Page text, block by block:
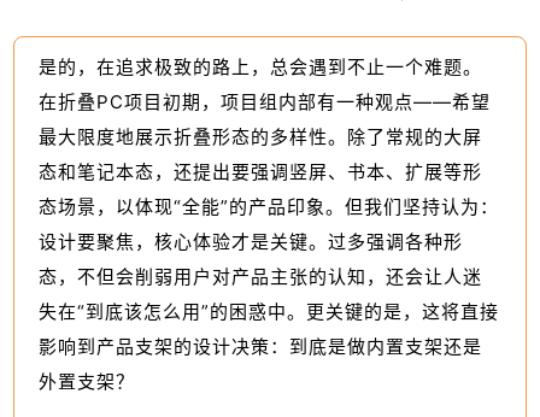
是的，在追求极致的路上，总会遇到不止一个难题。
在折叠PC项目初期，项目组内部有一种观点——希望
最大限度地展示折叠形态的多样性。除了常规的大屏
态和笔记本态，还提出要强调竖屏、书本、扩展等形
态场景，以体现“全能”的产品印象。但我们坚持认为：
设计要聚焦，核心体验才是关键。过多强调各种形
态，不但会削弱用户对产品主张的认知，还会让人迷
失在“到底该怎么用”的困惑中。更关键的是，这将直接
影响到产品支架的设计决策：到底是做内置支架还是
外置支架？